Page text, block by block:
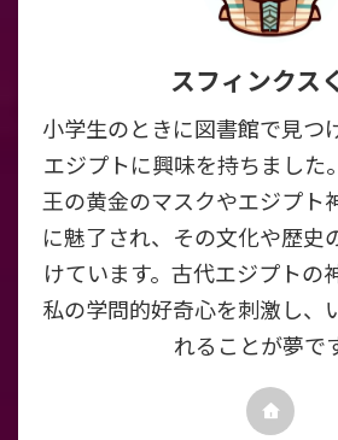
スフィンクス
小学生のときに図書館で見つ
エジプトに興味を持ちました
王の黄金のマスクやエジプト
に魅了され、その文化や歴史
けています。古代エジプトの
私の学問的好奇心を刺激し、
れることが夢で